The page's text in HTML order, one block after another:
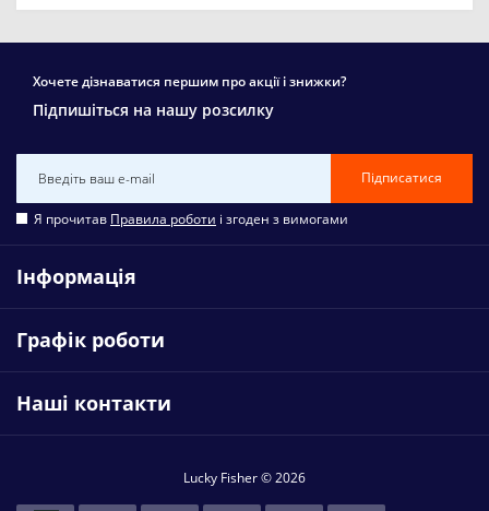
Хочете дізнаватися першим про акції і знижки?
Підпишіться на нашу розсилку
Підписатися
Я прочитав Правила роботи і згоден з вимогами
Інформація
Графік роботи
Наші контакти
Lucky Fisher © 2026